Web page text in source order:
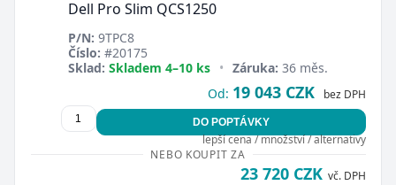
Dell Pro Slim QCS1250
P/N: 9TPC8
Číslo: #20175
Sklad: Skladem 4–10 ks • Záruka: 36 měs.
Od: 19 043 CZK bez DPH
DO POPTÁVKY
lepší cena / množství / alternativy
NEBO KOUPIT ZA
23 720 CZK vč. DPH